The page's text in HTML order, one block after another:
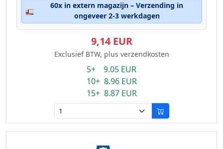
🚛
60x in extern magazijn – Verzending in
ongeveer 2-3 werkdagen
9,14 EUR
Exclusief BTW, plus verzendkosten
5+ 9.05 EUR
10+ 8.96 EUR
15+ 8.87 EUR